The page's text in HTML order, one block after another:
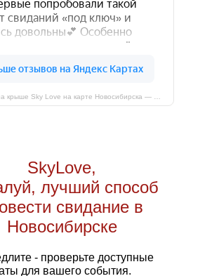
SkyLove,
лучший способ
свидание в
Новосибирске
- проверьте доступные
для вашего события.